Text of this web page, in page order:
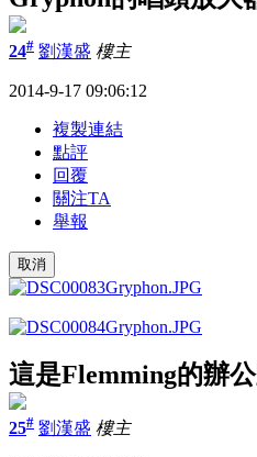
24# 劉漢盛 樓主
2014-9-17 09:06:12
複製連結
點評
回覆
關注TA
舉報
取消
這是Flemming的辦
25# 劉漢盛 樓主